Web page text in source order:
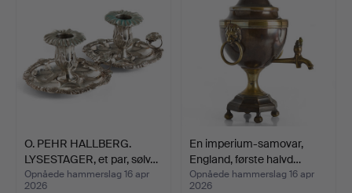
O. PEHR HALLBERG.
LYSESTAGER, et par, sølv…
Opnåede hammerslag 16 apr
2026
En imperium-samovar,
England, første halvd…
Opnåede hammerslag 16 apr
2026